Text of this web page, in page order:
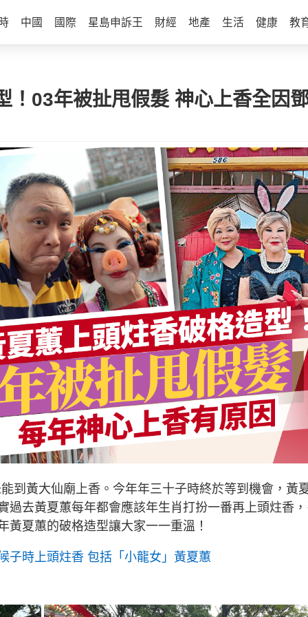
中國 國際 星島申訴王 財經 地產 生活 健康 教
！03年被扯甩假髮 神心上香全因
到黃大仙廟上香。今年年三十子時終於等到機會，黃
過去黃夏蕙每年都會應該年生肖打扮一番再上頭炷香
夏蕙的破格造型讓大家一一重溫！
子時上頭炷香 包括「小龍女」黃夏蕙